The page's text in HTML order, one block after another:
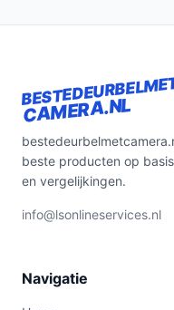
CAMERA.NL
beste producten op
en vergelijkingen.
info@lsonlineservices.nl
Navigatie